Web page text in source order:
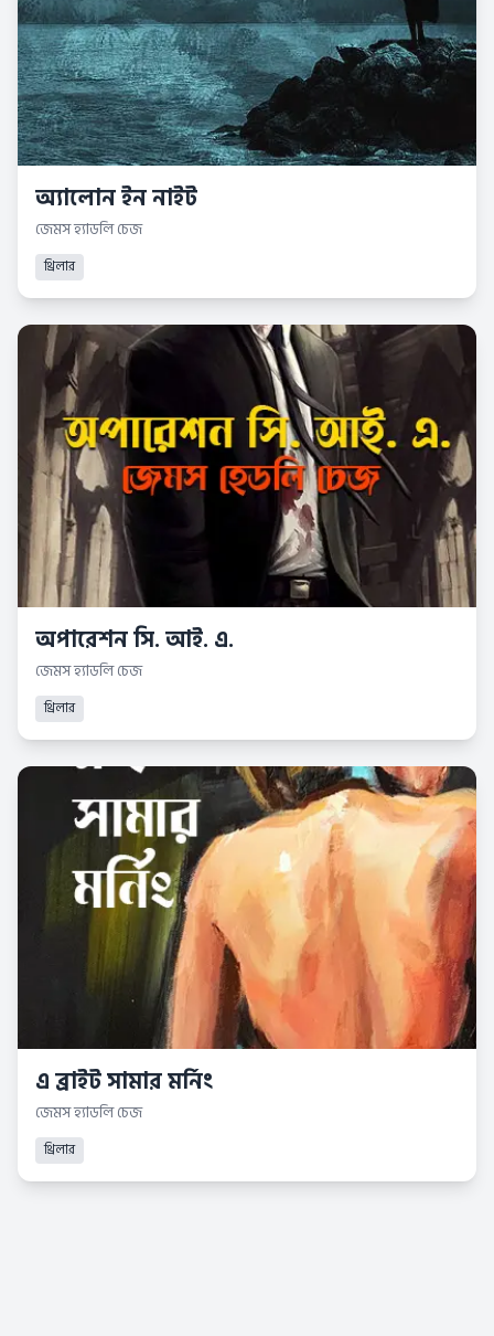
অ্যালোন ইন নাইট
জেমস হ্যাডলি চেজ
থ্রিলার
অপারেশন সি. আই. এ.
জেমস হ্যাডলি চেজ
থ্রিলার
এ ব্রাইট সামার মর্নিং
জেমস হ্যাডলি চেজ
থ্রিলার